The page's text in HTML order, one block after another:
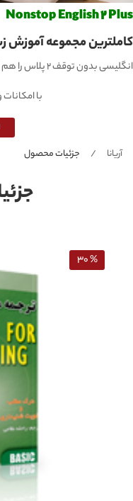
Nonstop English 2 Plus
کاملترین مجموعه آموزش
انگلیسی بدون توقف 2 پلاس را هم اکنون با تخفیف ویژه تهیه کنید.
با
آریانا جزئیات محصول
% 30